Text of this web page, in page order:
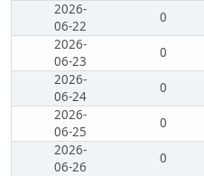
2026-
06-22
0
2026-
06-23
0
2026-
06-24
0
2026-
06-25
0
2026-
06-26
0